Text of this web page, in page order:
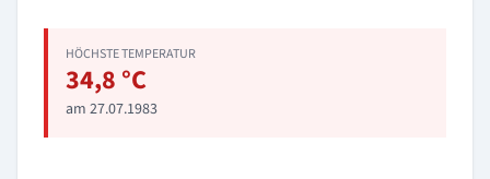
HÖCHSTE TEMPERATUR
34,8 °C
am 27.07.1983